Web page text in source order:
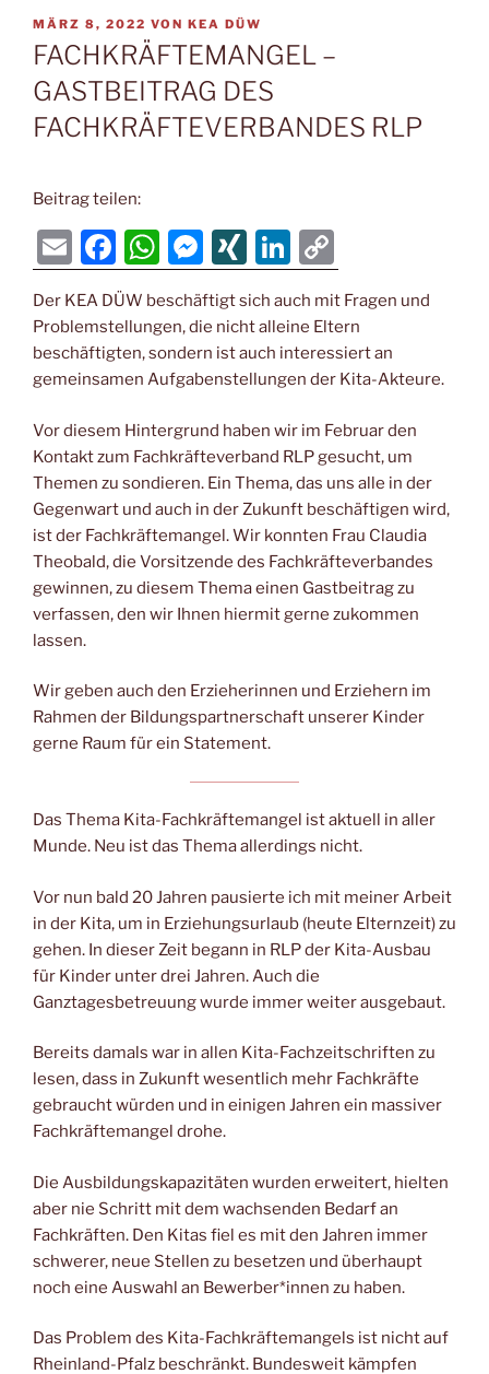
VERÖFFENTLICHT
AM
MÄRZ 8, 2022 VON KEA DÜW
FACHKRÄFTEMANGEL –
GASTBEITRAG DES
FACHKRÄFTEVERBANDES RLP
Beitrag teilen:
E
m
ai
l
F
a
c
e
b
o
o
k
W
h
at
s
A
p
p
M
e
ss
e
n
g
er
XI
N
G
Li
n
k
e
dI
n
o
p
y
Li
n
k
Der KEA DÜW beschäftigt sich auch mit Fragen und
Problemstellungen, die nicht alleine Eltern
beschäftigten, sondern ist auch interessiert an
gemeinsamen Aufgabenstellungen der Kita-Akteure.
Vor diesem Hintergrund haben wir im Februar den
Kontakt zum Fachkräfteverband RLP gesucht, um
Themen zu sondieren. Ein Thema, das uns alle in der
Gegenwart und auch in der Zukunft beschäftigen wird,
ist der Fachkräftemangel. Wir konnten Frau Claudia
Theobald, die Vorsitzende des Fachkräfteverbandes
gewinnen, zu diesem Thema einen Gastbeitrag zu
verfassen, den wir Ihnen hiermit gerne zukommen
lassen.
Wir geben auch den Erzieherinnen und Erziehern im
Rahmen der Bildungspartnerschaft unserer Kinder
gerne Raum für ein Statement.
Das Thema Kita-Fachkräftemangel ist aktuell in aller
Munde. Neu ist das Thema allerdings nicht.
Vor nun bald 20 Jahren pausierte ich mit meiner Arbeit
in der Kita, um in Erziehungsurlaub (heute Elternzeit) zu
gehen. In dieser Zeit begann in RLP der Kita-Ausbau
für Kinder unter drei Jahren. Auch die
Ganztagesbetreuung wurde immer weiter ausgebaut.
Bereits damals war in allen Kita-Fachzeitschriften zu
lesen, dass in Zukunft wesentlich mehr Fachkräfte
gebraucht würden und in einigen Jahren ein massiver
Fachkräftemangel drohe.
Die Ausbildungskapazitäten wurden erweitert, hielten
aber nie Schritt mit dem wachsenden Bedarf an
Fachkräften. Den Kitas fiel es mit den Jahren immer
schwerer, neue Stellen zu besetzen und überhaupt
noch eine Auswahl an Bewerber*innen zu haben.
Das Problem des Kita-Fachkräftemangels ist nicht auf
Rheinland-Pfalz beschränkt. Bundesweit kämpfen